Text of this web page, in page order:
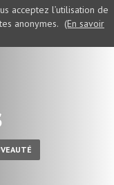
acceptez l’utilisation de
anonymes. (En savoir